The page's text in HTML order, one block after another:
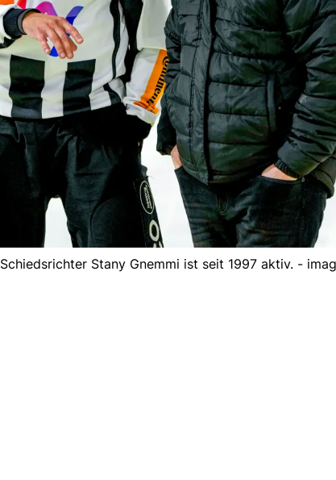
Schiedsrichter Stany Gnemmi ist seit 1997 aktiv. -